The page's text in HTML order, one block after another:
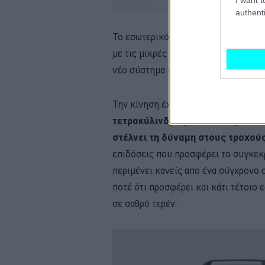
Το εσωτερικό του Bronto
με τις μικρές διαφοροποιήσεις
νέο σύστημα κλιματισμού, πιο
Την κίνηση έχει αναλάβει και σε
τετρακύλινδρος του 1,7 λίτρου
στέλνει τη δύναμη στους
επιδόσεις που προσφέρει το
περιμένει κανείς απο ένα
ποτέ ότι προσφέρει και κάτι
σε σαθρό τερέν.